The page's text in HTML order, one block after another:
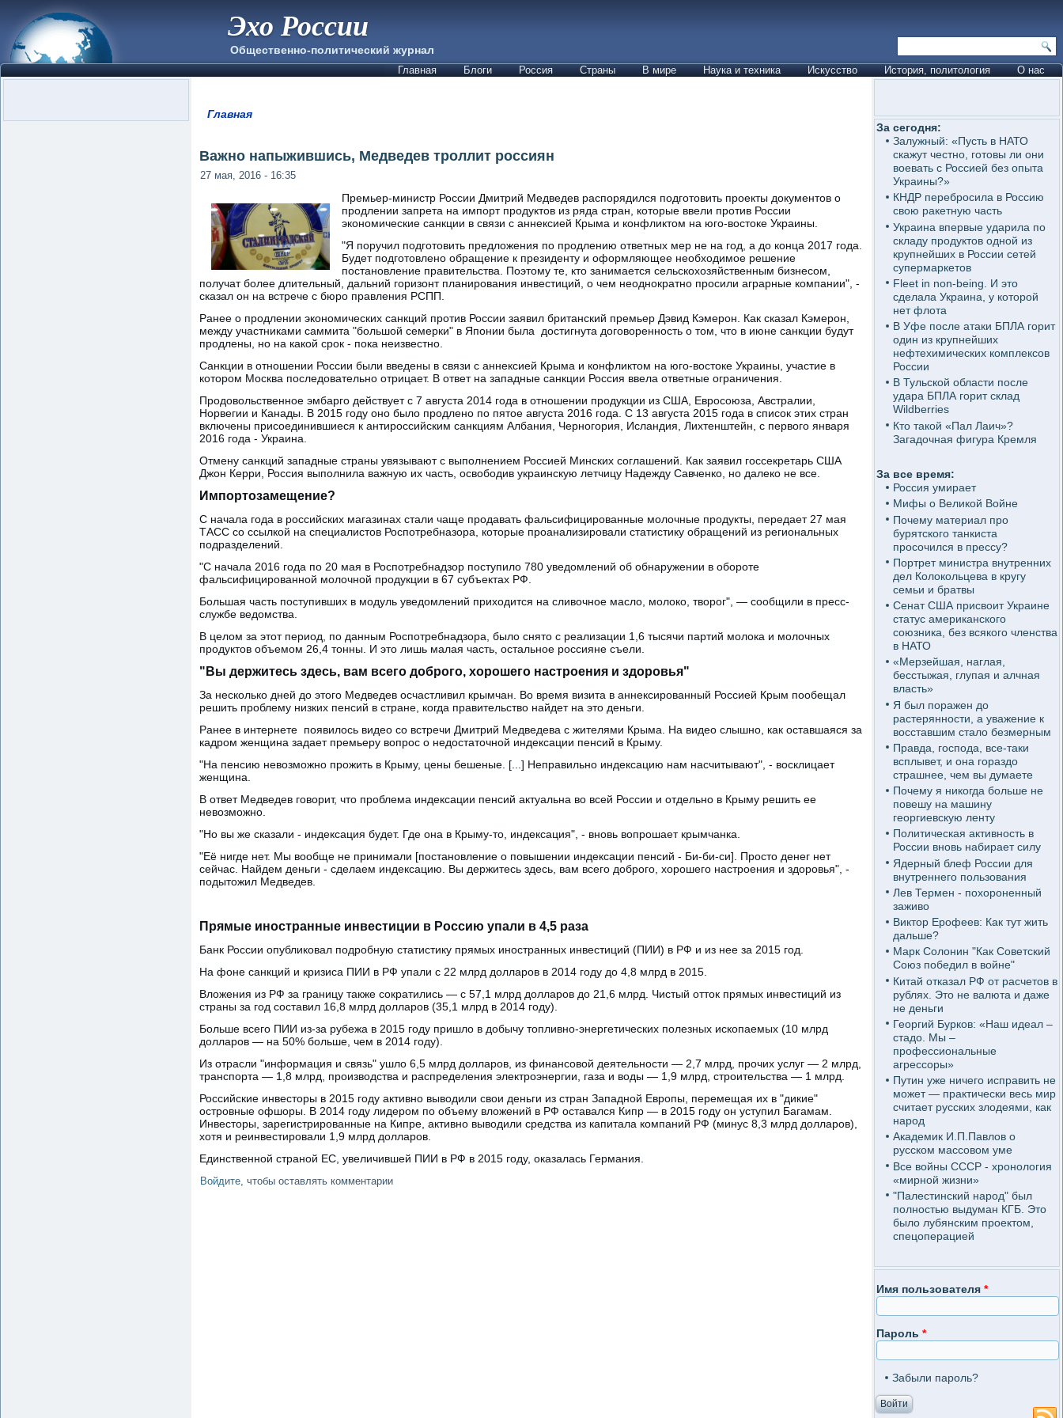
Эхо России
Общественно-политический журнал
Главная Блоги Россия Страны В мире Наука и техника Искусство История, политология О нас
Главная
Важно напыжившись, Медведев троллит россиян
27 мая, 2016 - 16:35
Премьер-министр России Дмитрий Медведев распорядился подготовить проекты документов о
продлении запрета на импорт продуктов из ряда стран, которые ввели против России
экономические санкции в связи с аннексией Крыма и конфликтом на юго-востоке Украины.
"Я поручил подготовить предложения по продлению ответных мер не на год, а до конца 2017 года.
Будет подготовлено обращение к президенту и оформляющее необходимое решение
постановление правительства. Поэтому те, кто занимается сельскохозяйственным бизнесом,
получат более длительный, дальний горизонт планирования инвестиций, о чем неоднократно просили аграрные компании", -
сказал он на встрече с бюро правления РСПП.
Ранее о продлении экономических санкций против России заявил британский премьер Дэвид Кэмерон. Как сказал Кэмерон,
между участниками саммита "большой семерки" в Японии была достигнута договоренность о том, что в июне санкции будут
продлены, но на какой срок - пока неизвестно.
Санкции в отношении России были введены в связи с аннексией Крыма и конфликтом на юго-востоке Украины, участие в
котором Москва последовательно отрицает. В ответ на западные санкции Россия ввела ответные ограничения.
Продовольственное эмбарго действует с 7 августа 2014 года в отношении продукции из США, Евросоюза, Австралии,
Норвегии и Канады. В 2015 году оно было продлено по пятое августа 2016 года. С 13 августа 2015 года в список этих стран
включены присоединившиеся к антироссийским санкциям Албания, Черногория, Исландия, Лихтенштейн, с первого января
2016 года - Украина.
Отмену санкций западные страны увязывают с выполнением Россией Минских соглашений. Как заявил госсекретарь США
Джон Керри, Россия выполнила важную их часть, освободив украинскую летчицу Надежду Савченко, но далеко не все.
Импортозамещение?
С начала года в российских магазинах стали чаще продавать фальсифицированные молочные продукты, передает 27 мая
ТАСС со ссылкой на специалистов Роспотребназора, которые проанализировали статистику обращений из региональных
подразделений.
"C начала 2016 года по 20 мая в Роспотребнадзор поступило 780 уведомлений об обнаружении в обороте
фальсифицированной молочной продукции в 67 субъектах РФ.
Большая часть поступивших в модуль уведомлений приходится на сливочное масло, молоко, творог", — сообщили в пресс-
службе ведомства.
В целом за этот период, по данным Роспотребнадзора, было снято с реализации 1,6 тысячи партий молока и молочных
продуктов объемом 26,4 тонны. И это лишь малая часть, остальное россияне съели.
"Вы держитесь здесь, вам всего доброго, хорошего настроения и здоровья"
За несколько дней до этого Медведев осчастливил крымчан. Во время визита в аннексированный Россией Крым пообещал
решить проблему низких пенсий в стране, когда правительство найдет на это деньги.
Ранее в интернете появилось видео со встречи Дмитрий Медведева с жителями Крыма. На видео слышно, как оставшаяся за
кадром женщина задает премьеру вопрос о недостаточной индексации пенсий в Крыму.
"На пенсию невозможно прожить в Крыму, цены бешеные. [...] Неправильно индексацию нам насчитывают", - восклицает
женщина.
В ответ Медведев говорит, что проблема индексации пенсий актуальна во всей России и отдельно в Крыму решить ее
невозможно.
"Но вы же сказали - индексация будет. Где она в Крыму-то, индексация", - вновь вопрошает крымчанка.
"Её нигде нет. Мы вообще не принимали [постановление о повышении индексации пенсий - Би-би-си]. Просто денег нет
сейчас. Найдем деньги - сделаем индексацию. Вы держитесь здесь, вам всего доброго, хорошего настроения и здоровья", -
подытожил Медведев.
Прямые иностранные инвестиции в Россию упали в 4,5 раза
Банк России опубликовал подробную статистику прямых иностранных инвестиций (ПИИ) в РФ и из нее за 2015 год.
На фоне санкций и кризиса ПИИ в РФ упали с 22 млрд долларов в 2014 году до 4,8 млрд в 2015.
Вложения из РФ за границу также сократились — с 57,1 млрд долларов до 21,6 млрд. Чистый отток прямых инвестиций из
страны за год составил 16,8 млрд долларов (35,1 млрд в 2014 году).
Больше всего ПИИ из-за рубежа в 2015 году пришло в добычу топливно-энергетических полезных ископаемых (10 млрд
долларов — на 50% больше, чем в 2014 году).
Из отрасли "информация и связь" ушло 6,5 млрд долларов, из финансовой деятельности — 2,7 млрд, прочих услуг — 2 млрд,
транспорта — 1,8 млрд, производства и распределения электроэнергии, газа и воды — 1,9 млрд, строительства — 1 млрд.
Российские инвесторы в 2015 году активно выводили свои деньги из стран Западной Европы, перемещая их в "дикие"
островные офшоры. В 2014 году лидером по объему вложений в РФ оставался Кипр — в 2015 году он уступил Багамам.
Инвесторы, зарегистрированные на Кипре, активно выводили средства из капитала компаний РФ (минус 8,3 млрд долларов),
хотя и реинвестировали 1,9 млрд долларов.
Единственной страной ЕС, увеличившей ПИИ в РФ в 2015 году, оказалась Германия.
Войдите , чтобы оставлять комментарии
За сегодня:
Залужный: «Пусть в НАТО
скажут честно, готовы ли они
воевать с Россией без опыта
Украины?»
КНДР перебросила в Россию
свою ракетную часть
Украина впервые ударила по
складу продуктов одной из
крупнейших в России сетей
супермаркетов
Fleet in non-being. И это
сделала Украина, у которой
нет флота
В Уфе после атаки БПЛА горит
один из крупнейших
нефтехимических комплексов
России
В Тульской области после
удара БПЛА горит склад
Wildberries
Кто такой «Пал Лаич»?
Загадочная фигура Кремля
За все время:
Россия умирает
Мифы о Великой Войне
Почему материал про
бурятского танкиста
просочился в прессу?
Портрет министра внутренних
дел Колокольцева в кругу
семьи и братвы
Сенат США присвоит Украине
статус американского
союзника, без всякого членства
в НАТО
«Мерзейшая, наглая,
бесстыжая, глупая и алчная
власть»
Я был поражен до
растерянности, а уважение к
восставшим стало безмерным
Правда, господа, все-таки
всплывет, и она гораздо
страшнее, чем вы думаете
Почему я никогда больше не
повешу на машину
георгиевскую ленту
Политическая активность в
России вновь набирает силу
Ядерный блеф России для
внутреннего пользования
Лев Термен - похороненный
заживо
Виктор Ерофеев: Как тут жить
дальше?
Марк Солонин "Как Советский
Союз победил в войне"
Китай отказал РФ от расчетов в
рублях. Это не валюта и даже
не деньги
Георгий Бурков: «Наш идеал –
стадо. Мы –
профессиональные
агрессоры»
Путин уже ничего исправить не
может — практически весь мир
считает русских злодеями, как
народ
Академик И.П.Павлов о
русском массовом уме
Все войны СССР - хронология
«мирной жизни»
"Палестинский народ" был
полностью выдуман КГБ. Это
было лубянским проектом,
спецоперацией
Имя пользователя *
Пароль *
Забыли пароль?